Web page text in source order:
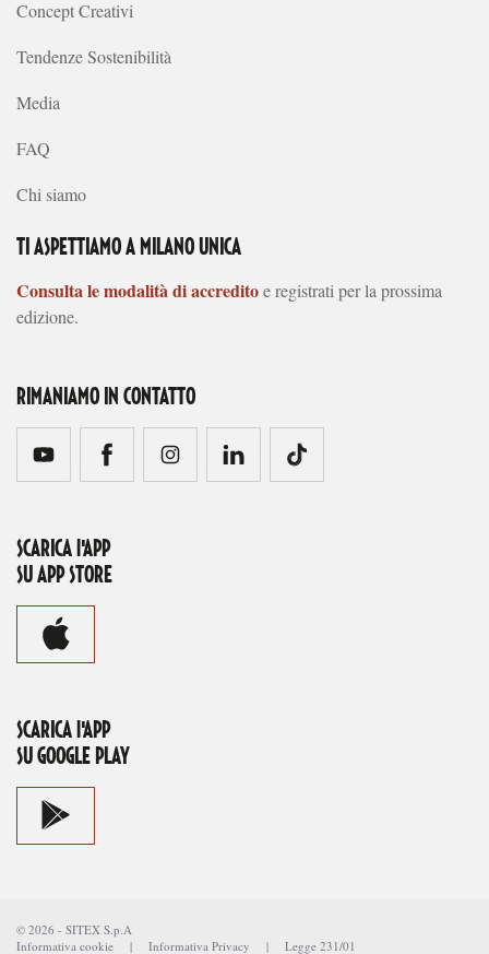
Concept Creativi
Tendenze Sostenibilità
Media
FAQ
Chi siamo
TI ASPETTIAMO A MILANO UNICA
Consulta le modalità di accreditoe registrati per la prossima
edizione.
RIMANIAMO IN CONTATTO
SCARICA l'APP
SU APP STORE
SCARICA l'APP
SU GOOGLE PLAY
© 2026 - SITEX S.p.A
Informativa cookie | Informativa Privacy | Legge 231/01